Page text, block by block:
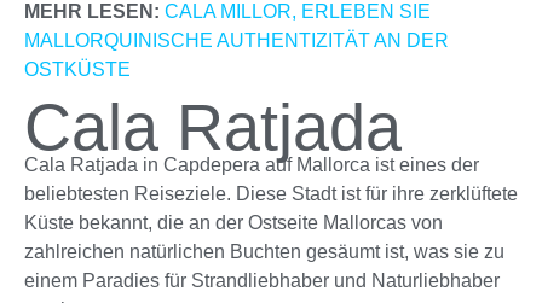
MEHR LESEN: CALA MILLOR, ERLEBEN SIE
MALLORQUINISCHE AUTHENTIZITÄT AN DER
OSTKÜSTE
Cala Ratjada
Cala Ratjada in Capdepera auf Mallorca ist eines der
beliebtesten Reiseziele. Diese Stadt ist für ihre zerklüftete
Küste bekannt, die an der Ostseite Mallorcas von
zahlreichen natürlichen Buchten gesäumt ist, was sie zu
einem Paradies für Strandliebhaber und Naturliebhaber